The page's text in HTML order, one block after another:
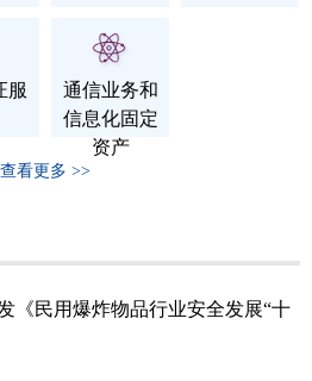
服
通信业务和
信息化固定
资产
查看更多 >>
《民用爆炸物品行业安全发展“十